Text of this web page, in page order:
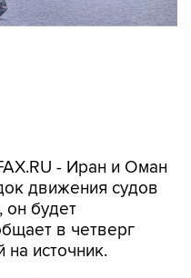
- Иран и Оман
движения судов
он будет
в четверг
источник.